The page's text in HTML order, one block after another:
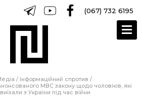
(067) 732 6195
/ Інформаційний спротив /
МВС закону щодо чоловіків, які
з України під час війни